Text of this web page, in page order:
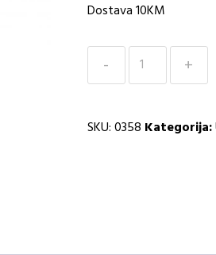
Dostava 10KM
Umivaonik
nadgradni
800x400x135
SKU:0358 Kategorija: